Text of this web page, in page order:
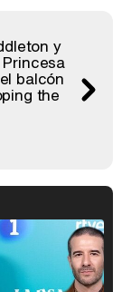
y
balcón
the